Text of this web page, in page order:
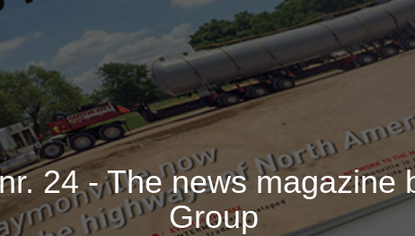
500 t
lichtere
24 - The news magazine
Group